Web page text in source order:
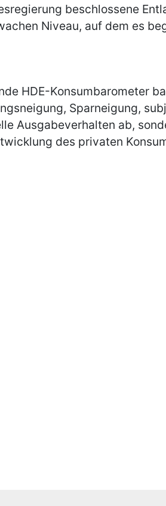
beschlossene
Niveau, auf dem es
HDE-Konsumbarometer
Sparneigung,
Ausgabeverhalten ab,
des privaten